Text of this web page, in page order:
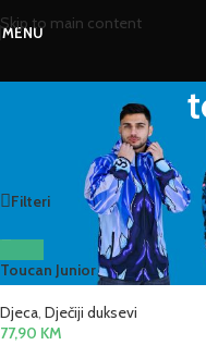
Skip to main content
MENU
Proizvod označen
Filteri
Toucan Junior
Djeca, Dječiji duksevi
77,90 KM